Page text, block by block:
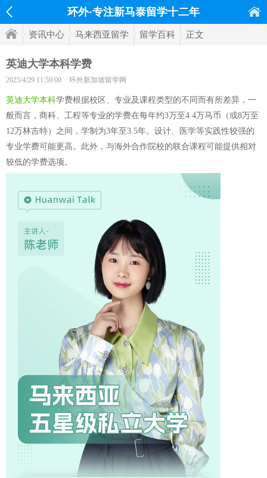
环外·专注新马泰留学十二年
资讯中心 马来西亚留学 留学百科 正文
英迪大学本科学费
2025/4/29 11:59:00 环外新加坡留学网
英迪大学本科学费根据校区、专业及课程类型的不同而有所差异，一
般而言，商科、工程等专业的学费在每年约3万至4.4万马币（或8万至
12万林吉特）之间，学制为3年至3.5年。设计、医学等实践性较强的
专业学费可能更高。此外，与海外合作院校的联合课程可能提供相对
较低的学费选项。